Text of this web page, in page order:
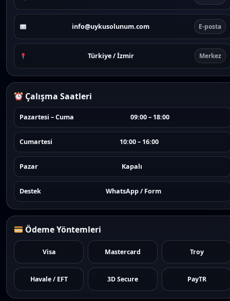
info@uykusolunum.com E-posta
Türkiye / İzmir Merkez
Çalışma Saatleri
Pazartesi – Cuma 09:00 – 18:00
Cumartesi 10:00 – 16:00
Pazar Kapalı
Destek WhatsApp / Form
Ödeme Yöntemleri
Visa Mastercard Troy
Havale / EFT 3D Secure PayTR